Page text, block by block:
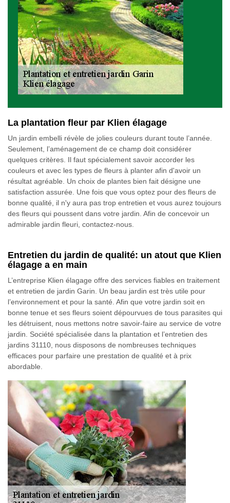
La plantation fleur par Klien élagage
Un jardin embelli révèle de jolies couleurs durant toute l’année.
Seulement, l’aménagement de ce champ doit considérer
quelques critères. Il faut spécialement savoir accorder les
couleurs et avec les types de fleurs à planter afin d'avoir un
résultat agréable. Un choix de plantes bien fait désigne une
satisfaction assurée. Une fois que vous optez pour des fleurs de
bonne qualité, il n'y aura pas trop entretien et vous aurez toujours
des fleurs qui poussent dans votre jardin. Afin de concevoir un
admirable jardin fleuri, contactez-nous.
Entretien du jardin de qualité: un atout que Klien
élagage a en main
L’entreprise Klien élagage offre des services fiables en traitement
et entretien de jardin Garin. Un beau jardin est très utile pour
l’environnement et pour la santé. Afin que votre jardin soit en
bonne tenue et ses fleurs soient dépourvues de tous parasites qui
les détruisent, nous mettons notre savoir-faire au service de votre
jardin. Société spécialisée dans la plantation et l’entretien des
jardins 31110, nous disposons de nombreuses techniques
efficaces pour parfaire une prestation de qualité et à prix
abordable.